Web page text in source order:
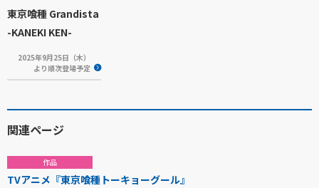
東京喰種 Grandista
-KANEKI KEN-
2025年9月25日（木）
より順次登場予定
関連ページ
作品
TVアニメ『東京喰種トーキョーグール』